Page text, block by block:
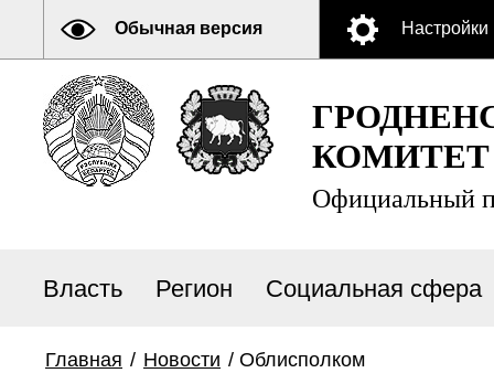
Обычная версия Настройки
КОМИТЕТ
Официальный
Власть Регион Социальная сфера
Главная / Новости / Облисполком